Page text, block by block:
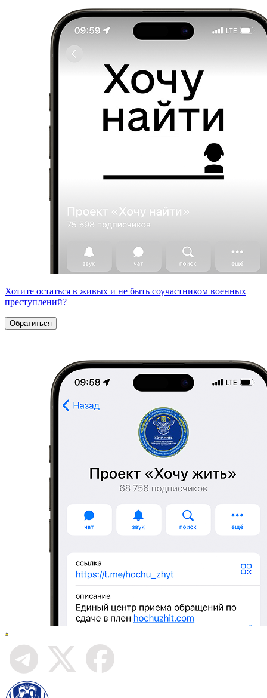
Хотите остаться в живых и не быть соучастником военных
преступлений?
Обратиться